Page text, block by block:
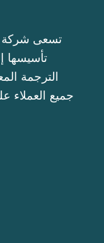
تسعى شركة
تأسيسها
الترجمة
جميع العملاء